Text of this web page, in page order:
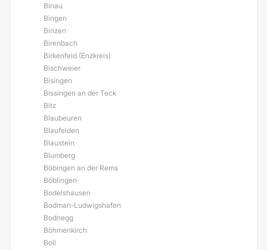
Binau
Bingen
Binzen
Birenbach
Birkenfeld (Enzkreis)
Bischweier
Bisingen
Bissingen an der Teck
Bitz
Blaubeuren
Blaufelden
Blaustein
Blumberg
Böbingen an der Rems
Böblingen
Bodelshausen
Bodman-Ludwigshafen
Bodnegg
Böhmenkirch
Boll